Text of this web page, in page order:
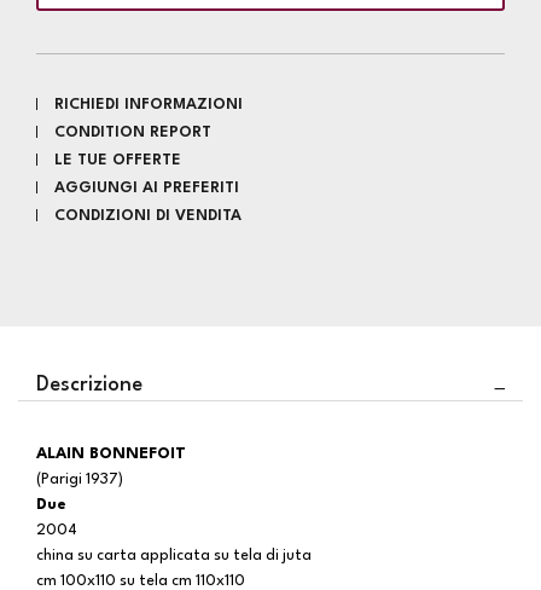
RICHIEDI INFORMAZIONI
CONDITION REPORT
LE TUE OFFERTE
AGGIUNGI AI PREFERITI
CONDIZIONI DI VENDITA
Descrizione
ALAIN BONNEFOIT
(Parigi 1937)
Due
2004
china su carta applicata su tela di juta
cm 100x110 su tela cm 110x110